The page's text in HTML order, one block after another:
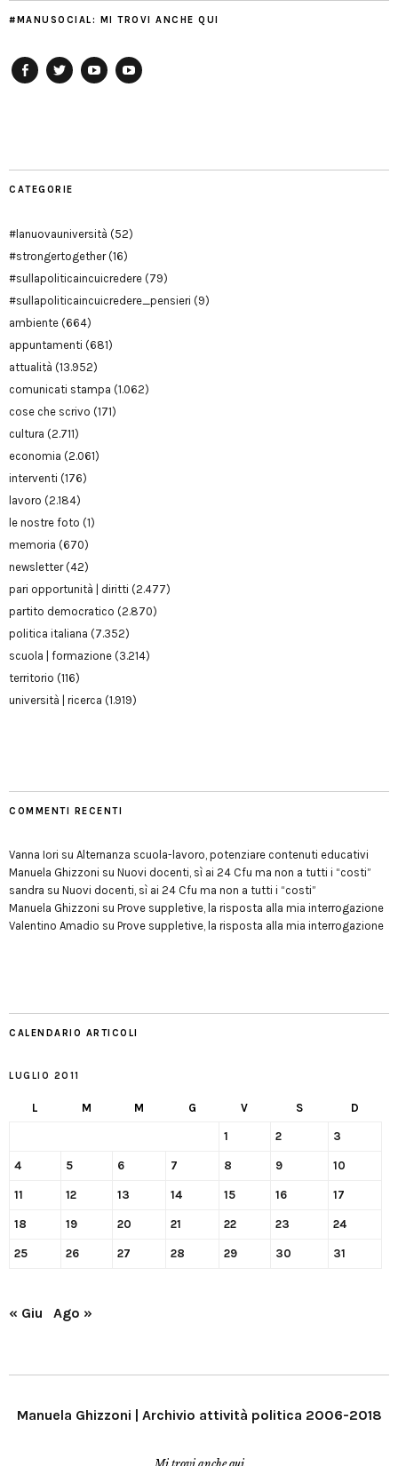
#MANUSOCIAL: MI TROVI ANCHE QUI
CATEGORIE
#lanuovauniversità (52)
#strongertogether(16)
#sullapoliticaincuicredere (79)
#sullapoliticaincuicredere_pensieri (9)
ambiente (664)
appuntamenti (681)
attualità (13.952)
comunicati stampa (1.062)
cose che scrivo (171)
cultura (2.711)
economia (2.061)
interventi (176)
lavoro (2.184)
le nostre foto (1)
memoria (670)
newsletter(42)
pari opportunità | diritti (2.477)
partito democratico (2.870)
politica italiana (7.352)
scuola | formazione (3.214)
territorio (116)
università | ricerca (1.919)
COMMENTI RECENTI
Vanna Iori su Alternanza scuola-lavoro, potenziare contenuti educativi
Manuela Ghizzoni su Nuovi docenti, sì ai 24 Cfu ma non a tutti i “costi”
sandra su Nuovi docenti, sì ai 24 Cfu ma non a tutti i “costi”
Manuela Ghizzoni su Prove suppletive, la risposta alla mia interrogazione
Valentino Amadio su Prove suppletive, la risposta alla mia interrogazione
CALENDARIO ARTICOLI
LUGLIO 2011
L M M G V S D
1 2 3
4 5 6 7 8 9 10
11 12 13 14 15 16 17
18 19 20 21 22 23 24
25 26 27 28 29 30 31
« Giu Ago »
Manuela Ghizzoni | Archivio attività politica 2006-2018